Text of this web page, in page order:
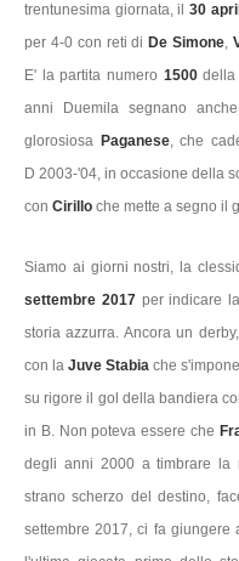
trentunesima giornata, il 30
per 4-0 con reti di De Simone,
E' la partita numero 1500della
anni Duemila segnano
glorosiosa Paganese, che
D 2003-'04, in occasione della
con Cirillo che mette a segno il
Siamo ai giorni nostri, la
settembre 2017per indicare
storia azzurra. Ancora un
con la Juve Stabia che
su rigore il gol della bandiera
in B. Non poteva essere che
degli anni 2000 a timbrare la
strano scherzo del destino,
settembre 2017, ci fa